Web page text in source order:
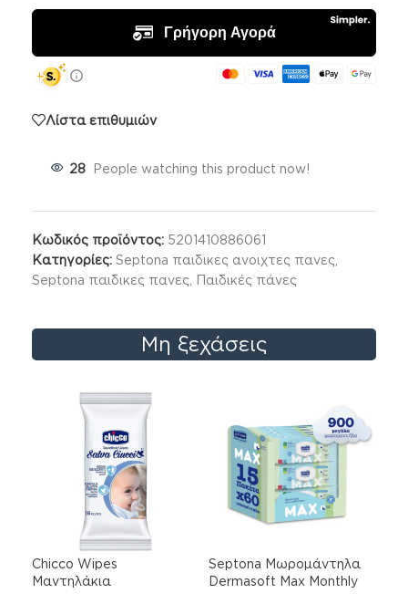
Λίστα επιθυμιών
28 People watching this product now!
Κωδικός προϊόντος: 5201410886061
Κατηγορίες: Septona παιδικες ανοιχτες πανες
Septona παιδικες πανες
Παιδικές πάνες
Μη ξεχάσεις
Chicco Wipes
Μαντηλάκια
Septona Μωρομάντηλα
Dermasoft Max Monthly